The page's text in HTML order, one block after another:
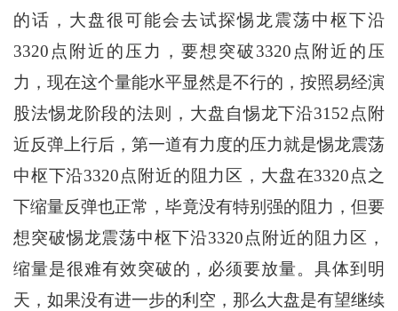
的话，大盘很可能会去试探惕龙震荡中枢下沿
3320点附近的压力，要想突破3320点附近的压
力，现在这个量能水平显然是不行的，按照易经演
股法惕龙阶段的法则，大盘自惕龙下沿3152点附
近反弹上行后，第一道有力度的压力就是惕龙震荡
中枢下沿3320点附近的阻力区，大盘在3320点之
下缩量反弹也正常，毕竟没有特别强的阻力，但要
想突破惕龙震荡中枢下沿3320点附近的阻力区，
缩量是很难有效突破的，必须要放量。具体到明
天，如果没有进一步的利空，那么大盘是有望继续